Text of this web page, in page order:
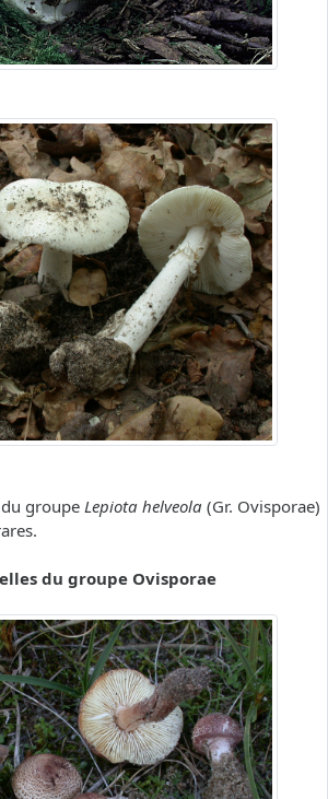
groupe Lepiota helveola (Gr. Ovisporae)
du groupe Ovisporae